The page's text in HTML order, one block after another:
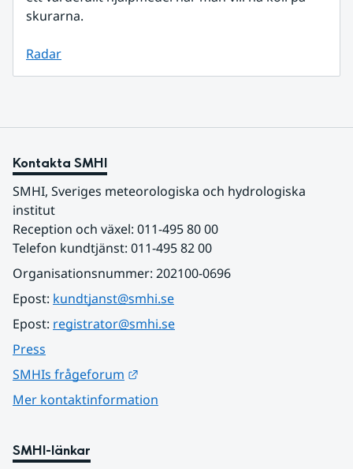
skurarna.
Radar
Kontakta SMHI
SMHI, Sveriges meteorologiska och hydrologiska
institut
Reception och växel: 011-495 80 00
Telefon kundtjänst: 011-495 82 00
Organisationsnummer: 202100-0696
Epost: kundtjanst@smhi.se
Epost: registrator@smhi.se
Press
SMHIs frågeforum
Mer kontaktinformation
SMHI-länkar